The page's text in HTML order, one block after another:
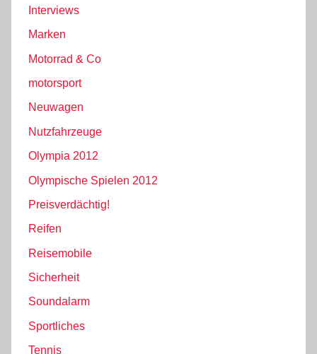
Interviews
Marken
Motorrad & Co
motorsport
Neuwagen
Nutzfahrzeuge
Olympia 2012
Olympische Spielen 2012
Preisverdächtig!
Reifen
Reisemobile
Sicherheit
Soundalarm
Sportliches
Tennis